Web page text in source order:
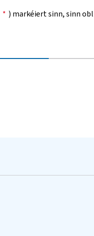
* ) markéiert sinn, sinn